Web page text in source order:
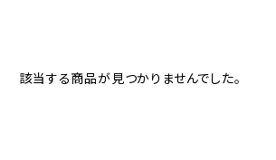
該当する商品が見つかりませんでした。